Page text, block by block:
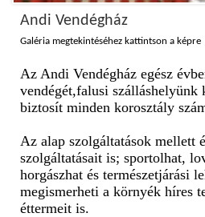
Andi Vendégház
Galéria megtekintéséhez kattintson a képre
Az Andi Vendégház egész
vendégét,falusi szálláshelyünk
biztosít minden korosztály
Az alap szolgáltatások mellett
szolgáltatásait is; sportolhat,
horgászhat és természetjárási
megismerheti a környék híres
éttermeit is.